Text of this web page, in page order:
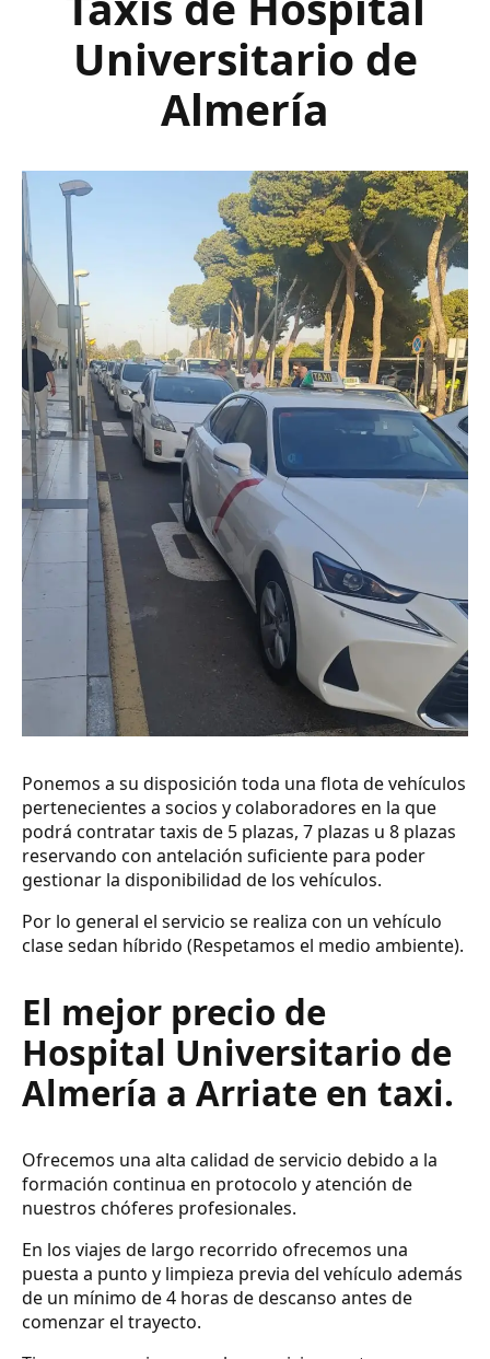
Universitario de
Almería
Ponemos a su disposición toda una flota de vehículos
pertenecientes a socios y colaboradores en la que
podrá contratar taxis de 5 plazas, 7 plazas u 8 plazas
reservando con antelación suficiente para poder
gestionar la disponibilidad de los vehículos.
Por lo general el servicio se realiza con un vehículo
clase sedan híbrido (Respetamos el medio ambiente).
El mejor precio de
Hospital Universitario de
Almería a Arriate en taxi.
Ofrecemos una alta calidad de servicio debido a la
formación continua en protocolo y atención de
nuestros chóferes profesionales.
En los viajes de largo recorrido ofrecemos una
puesta a punto y limpieza previa del vehículo además
de un mínimo de 4 horas de descanso antes de
comenzar el trayecto.